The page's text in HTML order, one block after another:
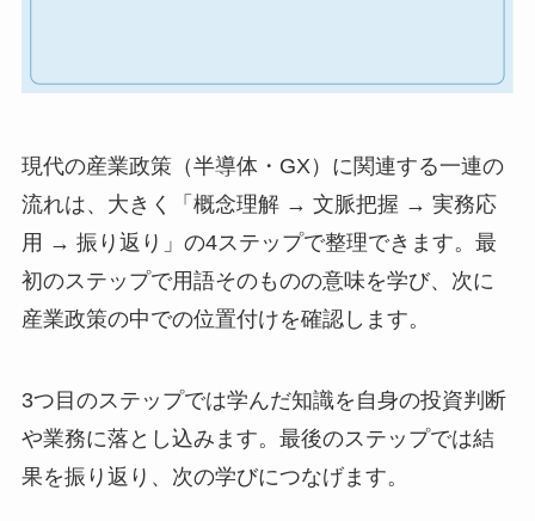
現代の産業政策（半導体・GX）に関連する一連の
流れは、大きく「概念理解 → 文脈把握 → 実務応
用 → 振り返り」の4ステップで整理できます。最
初のステップで用語そのものの意味を学び、次に
産業政策の中での位置付けを確認します。
3つ目のステップでは学んだ知識を自身の投資判断
や業務に落とし込みます。最後のステップでは結
果を振り返り、次の学びにつなげます。